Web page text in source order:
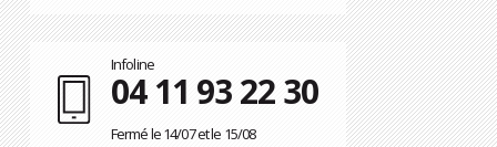
Infoline
04 11 93 22 30
Fermé le 14/07 et le 15/08